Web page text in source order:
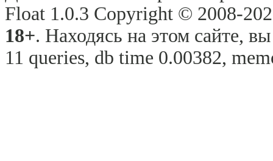
Float 1.0.3 Copyright © 2008-
18+. Находясь на этом сайте,
11 queries, db time 0.00382,